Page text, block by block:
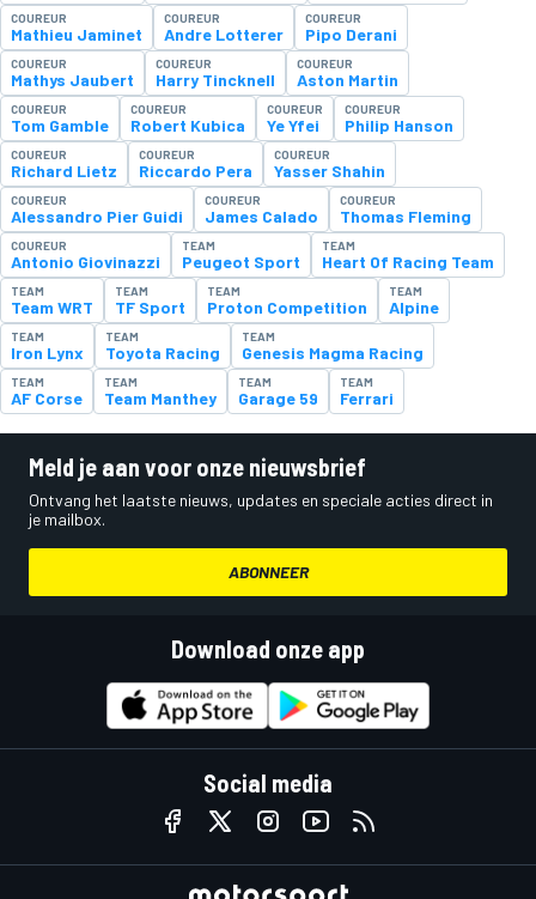
COUREUR
Mathieu Jaminet
COUREUR
Andre Lotterer
COUREUR
Pipo Derani
COUREUR
Mathys Jaubert
COUREUR
Harry Tincknell
COUREUR
Aston Martin
COUREUR
Tom Gamble
COUREUR
Robert Kubica
COUREUR
Ye Yfei
COUREUR
Philip Hanson
COUREUR
Richard Lietz
COUREUR
Riccardo Pera
COUREUR
Yasser Shahin
COUREUR
Alessandro Pier Guidi
COUREUR
James Calado
COUREUR
Thomas Fleming
COUREUR
Antonio Giovinazzi
TEAM
Peugeot Sport
TEAM
Heart Of Racing Team
TEAM
Team WRT
TEAM
TF Sport
TEAM
Proton Competition
TEAM
Alpine
TEAM
Iron Lynx
TEAM
Toyota Racing
TEAM
Genesis Magma Racing
TEAM
AF Corse
TEAM
Team Manthey
TEAM
Garage 59
TEAM
Ferrari
Meld je aan voor onze nieuwsbrief
Ontvang het laatste nieuws, updates en speciale acties direct in
je mailbox.
ABONNEER
Download onze app
Social media